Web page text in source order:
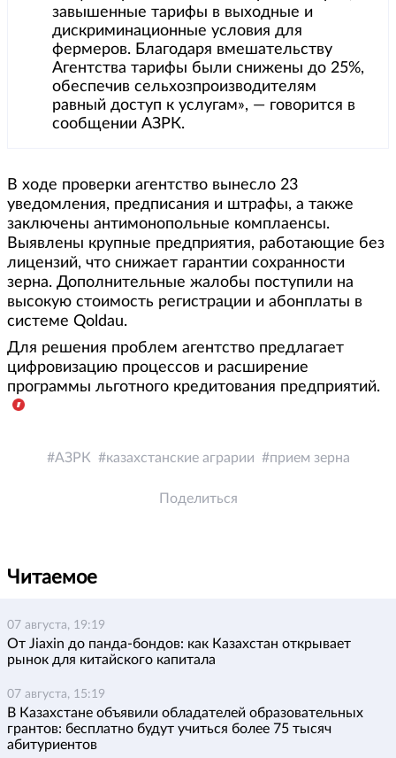
завышенные тарифы в выходные и
дискриминационные условия для
фермеров. Благодаря вмешательству
Агентства тарифы были снижены до 25%,
обеспечив сельхозпроизводителям
равный доступ к услугам», — говорится в
сообщении АЗРК.
В ходе проверки агентство вынесло 23
уведомления, предписания и штрафы, а также
заключены антимонопольные комплаенсы.
Выявлены крупные предприятия, работающие без
лицензий, что снижает гарантии сохранности
зерна. Дополнительные жалобы поступили на
высокую стоимость регистрации и абонплаты в
системе Qoldau.
Для решения проблем агентство предлагает
цифровизацию процессов и расширение
программы льготного кредитования предприятий.
АЗРК казахстанские аграрии прием зерна
Поделиться
Читаемое
07 августа, 19:19
От Jiaxin до панда-бондов: как Казахстан открывает
рынок для китайского капитала
07 августа, 15:19
В Казахстане объявили обладателей образовательных
грантов: бесплатно будут учиться более 75 тысяч
абитуриентов